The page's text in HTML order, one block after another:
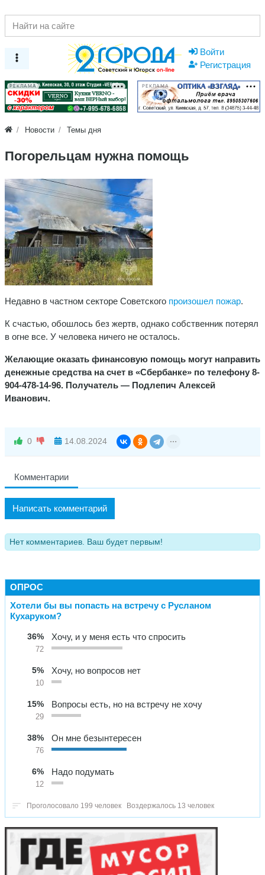
Войти
Регистрация
РЕКЛАМА РЕКЛАМА
Новости Темы дня
Погорельцам нужна помощь
Недавно в частном секторе Советского произошел пожар.
К счастью, обошлось без жертв, однако собственник потерял
в огне все. У человека ничего не осталось.
Желающие оказать финансовую помощь могут направить
денежные средства на счет в «Сбербанке» по телефону 8-
904-478-14-96. Получатель — Подлепич Алексей
Иванович.
0 14.08.2024
Комментарии
Написать комментарий
Нет комментариев. Ваш будет первым!
ОПРОС
Хотели бы вы попасть на встречу с Русланом
Кухаруком?
36%
72
Хочу, и у меня есть что спросить
5%
10
Хочу, но вопросов нет
15%
29
Вопросы есть, но на встречу не хочу
38%
76
Он мне безынтересен
6%
12
Надо подумать
Проголосовало 199 человек Воздержалось 13 человек